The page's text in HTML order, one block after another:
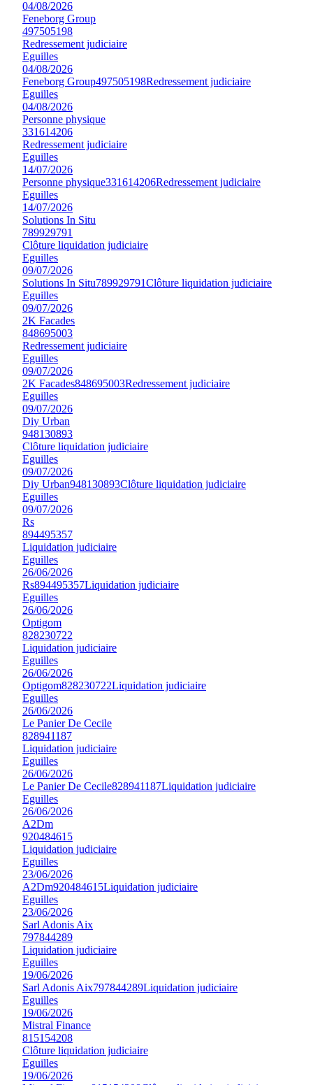
04/08/2026
Feneborg Group
497505198
Redressement judiciaire
Eguilles
04/08/2026
Feneborg Group497505198Redressement judiciaire
Eguilles
04/08/2026
Personne physique
331614206
Redressement judiciaire
Eguilles
14/07/2026
Personne physique331614206Redressement judiciaire
Eguilles
14/07/2026
Solutions In Situ
789929791
Clôture liquidation judiciaire
Eguilles
09/07/2026
Solutions In Situ789929791Clôture liquidation judiciaire
Eguilles
09/07/2026
2K Facades
848695003
Redressement judiciaire
Eguilles
09/07/2026
2K Facades848695003Redressement judiciaire
Eguilles
09/07/2026
Diy Urban
948130893
Clôture liquidation judiciaire
Eguilles
09/07/2026
Diy Urban948130893Clôture liquidation judiciaire
Eguilles
09/07/2026
Rs
894495357
Liquidation judiciaire
Eguilles
26/06/2026
Rs894495357Liquidation judiciaire
Eguilles
26/06/2026
Optigom
828230722
Liquidation judiciaire
Eguilles
26/06/2026
Optigom828230722Liquidation judiciaire
Eguilles
26/06/2026
Le Panier De Cecile
828941187
Liquidation judiciaire
Eguilles
26/06/2026
Le Panier De Cecile828941187Liquidation judiciaire
Eguilles
26/06/2026
A2Dm
920484615
Liquidation judiciaire
Eguilles
23/06/2026
A2Dm920484615Liquidation judiciaire
Eguilles
23/06/2026
Sarl Adonis Aix
797844289
Liquidation judiciaire
Eguilles
19/06/2026
Sarl Adonis Aix797844289Liquidation judiciaire
Eguilles
19/06/2026
Mistral Finance
815154208
Clôture liquidation judiciaire
Eguilles
19/06/2026